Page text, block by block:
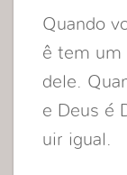
Quando
ê tem um
dele.
e Deus é
uir igual.